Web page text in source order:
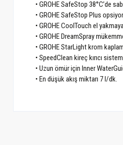
• GROHE SafeStop 38°C’de
• GROHE SafeStop Plus
• GROHE CoolTouch el
• GROHE DreamSpray
• GROHE StarLight krom
• SpeedClean kireç kırıcı sistem
• Uzun ömür için Inner
• En düşük akış miktarı 7 l/dk.